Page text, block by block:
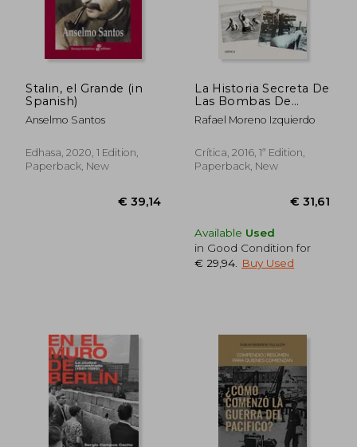
Stalin, el Grande (in
Spanish)
Anselmo Santos
Edhasa, 2020, 1 Edition,
Paperback, New
La Historia Secreta De
Las Bombas De
Palomares (in
Spanish)
Rafael Moreno Izquierdo
Crítica, 2016, 1ª Edition,
Paperback, New
Available Used
in Good Condition for
€ 29,94
Buy Used